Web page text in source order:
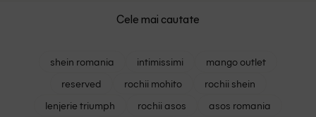
Cele mai cautate
shein romania intimissimi
mango outlet
reserved
rochii mohito
rochii shein
lenjerie triumph
rochii asos
asos romania